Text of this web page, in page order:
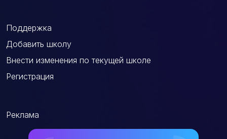
Поддержка
Добавить школу
Внести изменения по текущей школе
Регистрация
Реклама